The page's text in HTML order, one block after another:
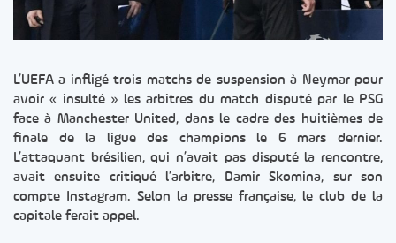
L’UEFA a infligé trois matchs de suspension à Neymar pour
avoir « insulté » les arbitres du match disputé par le PSG
face à Manchester United, dans le cadre des huitièmes de
finale de la ligue des champions le 6 mars dernier.
L’attaquant brésilien, qui n’avait pas disputé la rencontre,
avait ensuite critiqué l’arbitre, Damir Skomina, sur son
compte Instagram. Selon la presse française, le club de la
capitale ferait appel.